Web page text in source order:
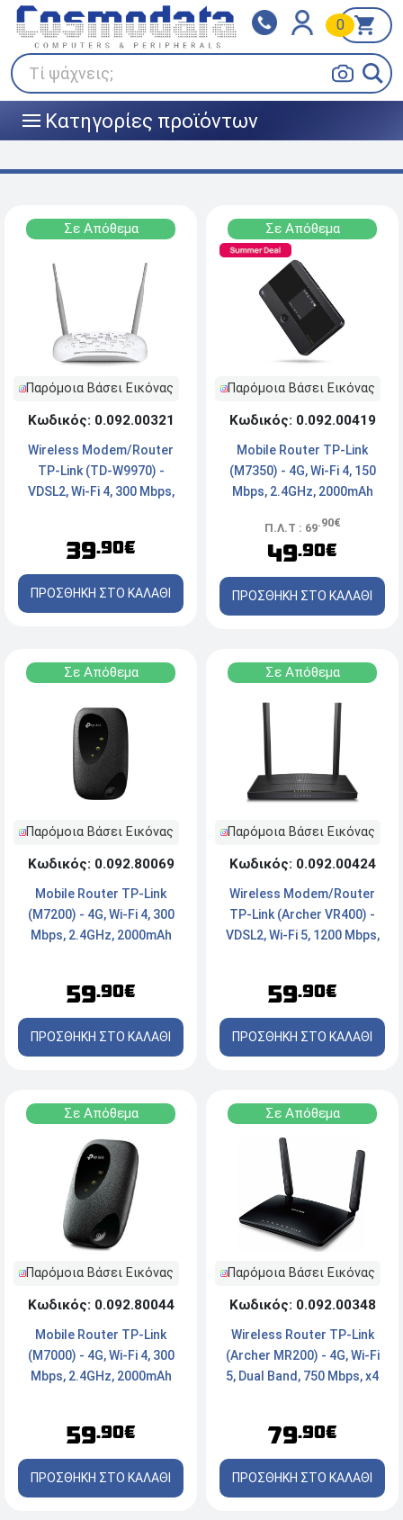
Τί ψάχνεις;
0
||| Κατηγορίες προϊόντων
Klarna
Πληρώστε σε 3
άτοκες δόσεις
BOX NOW
Σε Απόθεμα
Παρόμοια Βάσει Εικόνας
Κωδικός: 0.092.00321
Wireless Modem/Router
TP-Link (TD-W9970) -
VDSL2, Wi-Fi 4, 300 Mbps,
39.90€
ΠΡΟΣΘΗΚΗ ΣΤΟ ΚΑΛΑΘΙ
Σε Απόθεμα
Παρόμοια Βάσει Εικόνας
Κωδικός: 0.092.00419
Mobile Router TP-Link
(M7350) - 4G, Wi-Fi 4, 150
Mbps, 2.4GHz, 2000mAh
Π.Λ.Τ : 69.90€
49.90€
ΠΡΟΣΘΗΚΗ ΣΤΟ ΚΑΛΑΘΙ
Σε Απόθεμα
Παρόμοια Βάσει Εικόνας
Κωδικός: 0.092.80069
Mobile Router TP-Link
(M7200) - 4G, Wi-Fi 4, 300
Mbps, 2.4GHz, 2000mAh
59.90€
ΠΡΟΣΘΗΚΗ ΣΤΟ ΚΑΛΑΘΙ
Σε Απόθεμα
Παρόμοια Βάσει Εικόνας
Κωδικός: 0.092.00424
Wireless Modem/Router
TP-Link (Archer VR400) -
VDSL2, Wi-Fi 5, 1200 Mbps,
59.90€
ΠΡΟΣΘΗΚΗ ΣΤΟ ΚΑΛΑΘΙ
Σε Απόθεμα
Παρόμοια Βάσει Εικόνας
Κωδικός: 0.092.80044
Mobile Router TP-Link
(M7000) - 4G, Wi-Fi 4, 300
Mbps, 2.4GHz, 2000mAh
59.90€
ΠΡΟΣΘΗΚΗ ΣΤΟ ΚΑΛΑΘΙ
Σε Απόθεμα
Παρόμοια Βάσει Εικόνας
Κωδικός: 0.092.00348
Wireless Router TP-Link
(Archer MR200) - 4G, Wi-Fi
5, Dual Band, 750 Mbps, x4
79.90€
ΠΡΟΣΘΗΚΗ ΣΤΟ ΚΑΛΑΘΙ